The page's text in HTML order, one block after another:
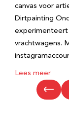
canvas voor
Dirtpainting
experimenteert
vrachtwagens.
Lees meer